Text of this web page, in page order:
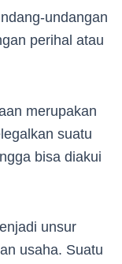
undangan
perihal atau
merupakan
suatu
bisa diakui
unsur
usaha. Suatu